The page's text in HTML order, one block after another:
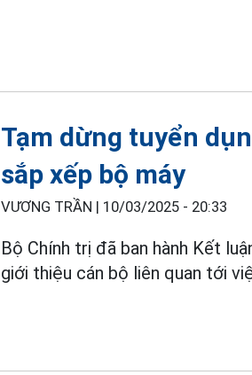
Tạm dừng tuyển
sắp xếp bộ máy
VƯƠNG TRẦN | 10/03/2025 - 20:33
Bộ Chính trị đã ban hành Kết
giới thiệu cán bộ liên quan tới